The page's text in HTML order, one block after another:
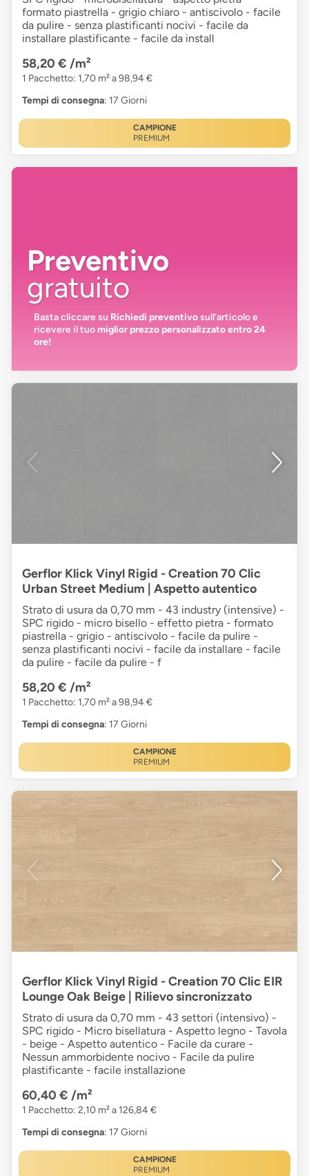
formato piastrella - grigio chiaro - antiscivolo - facile
da pulire - senza plastificanti nocivi - facile da
installare plastificante - facile da install
58,20 € /m²
1 Pacchetto: 1,70 m² a 98,94 €
Tempi di consegna: 17 Giorni
CAMPIONE
PREMIUM
Preventivo
gratuito
Basta cliccare su Richiedi preventivosull’articolo e
ricevere il tuomiglior prezzo personalizzato entro 24
ore!
Gerflor Klick Vinyl Rigid - Creation 70 Clic
Urban Street Medium | Aspetto autentico
Strato di usura da 0,70 mm - 43 industry (intensive) -
SPC rigido - micro bisello - effetto pietra - formato
piastrella - grigio - antiscivolo - facile da pulire -
senza plastificanti nocivi - facile da installare - facile
da pulire - facile da pulire - f
58,20 € /m²
1 Pacchetto: 1,70 m² a 98,94 €
Tempi di consegna: 17 Giorni
CAMPIONE
PREMIUM
Gerflor Klick Vinyl Rigid - Creation 70 Clic EIR
Lounge Oak Beige | Rilievo sincronizzato
Strato di usura da 0,70 mm - 43 settori (intensivo) -
SPC rigido - Micro bisellatura - Aspetto legno - Tavola
- beige - Aspetto autentico - Facile da curare -
Nessun ammorbidente nocivo - Facile da pulire
plastificante - facile installazione
60,40 € /m²
1 Pacchetto: 2,10 m² a 126,84 €
Tempi di consegna: 17 Giorni
CAMPIONE
PREMIUM